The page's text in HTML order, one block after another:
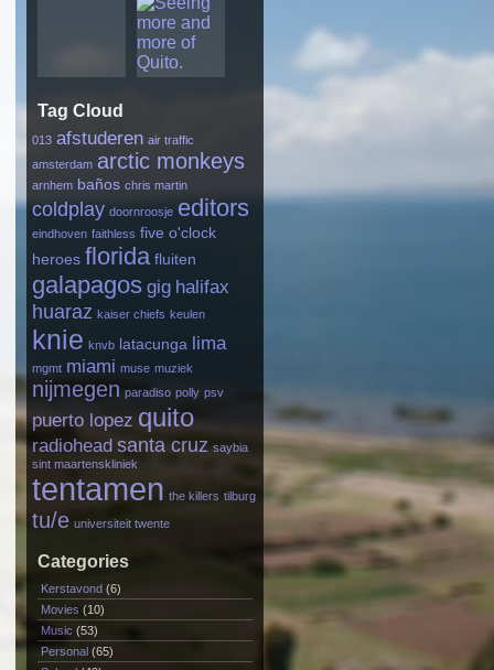
Tag Cloud
013 afstuderen air traffic
amsterdam arctic monkeys
arnhem baños chris martin
coldplay doornroosje editors
eindhoven faithless five o'clock
heroes florida fluiten
galapagos gig halifax
huaraz kaiser chiefs keulen
knie knvb latacunga lima
mgmt miami muse muziek
nijmegen paradiso polly psv
puerto lopez quito
radiohead santa cruz saybia
sint maartenskliniek
tentamen the killers tilburg
tu/e universiteit twente
Categories
Kerstavond(6)
Movies (10)
Music (53)
Personal(65)